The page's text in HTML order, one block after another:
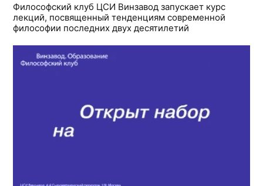
Философский клуб ЦСИ Винзавод запускает курс
лекций, посвященный тенденциям современной
философии последних двух десятилетий